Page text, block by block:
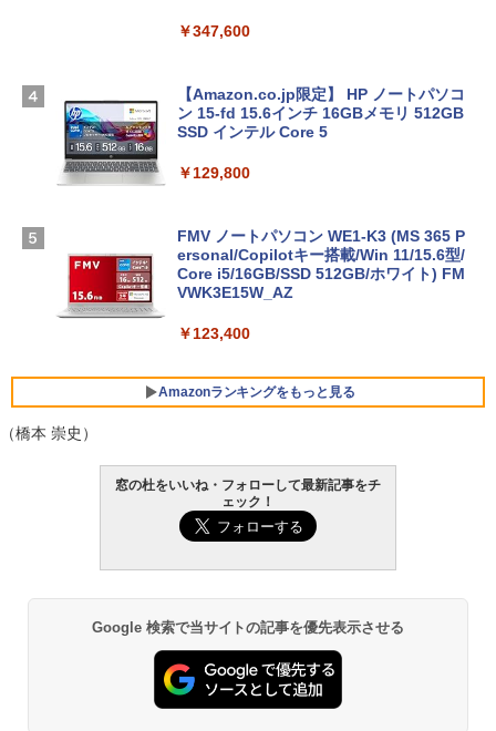
￥347,600
【Amazon.co.jp限定】 HP ノートパソコ
ン 15-fd 15.6インチ 16GBメモリ 512GB
SSD インテル Core 5
￥129,800
FMV ノートパソコン WE1-K3 (MS 365 P
ersonal/Copilotキー搭載/Win 11/15.6型/
Core i5/16GB/SSD 512GB/ホワイト) FM
VWK3E15W_AZ
￥123,400
Amazonランキングをもっと見る
Robloxギフトカード - 800 Robux 【限
定バーチャルアイテムを含む】 【オンラ
インゲームコード】 ロブロックス | オン
ラインコード版
4(最新 永続版)|オンラインコード版|Wind
ows11、10/mac対応|PC2台
生成AIパスポート公式テキスト 第４版
￥1,766
AIイラスト表現辞典: 思い通りの絵を引き
ズ (はぴーイラストLabo)
￥480
Amazon Kindle Paperwhite (16GB) 7イ
ンチディスプレイ、色調調節ライト、12
週間持続バッテリー、広告なし、ブラッ
ク
ない、大きな画面で読みやすい、6週間持
続バッテリー、6インチディスプレイ電子
書籍リーダー、ブラック、16GB、広告な
（橋本 崇史）
窓の杜をいいね・フォローして最新記事をチ
ェック！
Google 検索で当サイトの記事を優先表示させる